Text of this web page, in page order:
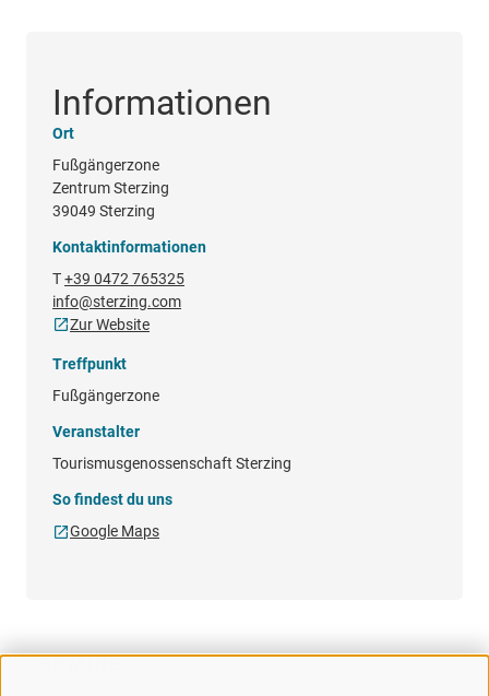
Informationen
Ort
Fußgängerzone
Zentrum Sterzing
39049 Sterzing
Kontaktinformationen
T+39 0472 765325
info@sterzing.com
Zur Website
Treffpunkt
Fußgängerzone
Veranstalter
Tourismusgenossenschaft Sterzing
So findest du uns
Google Maps